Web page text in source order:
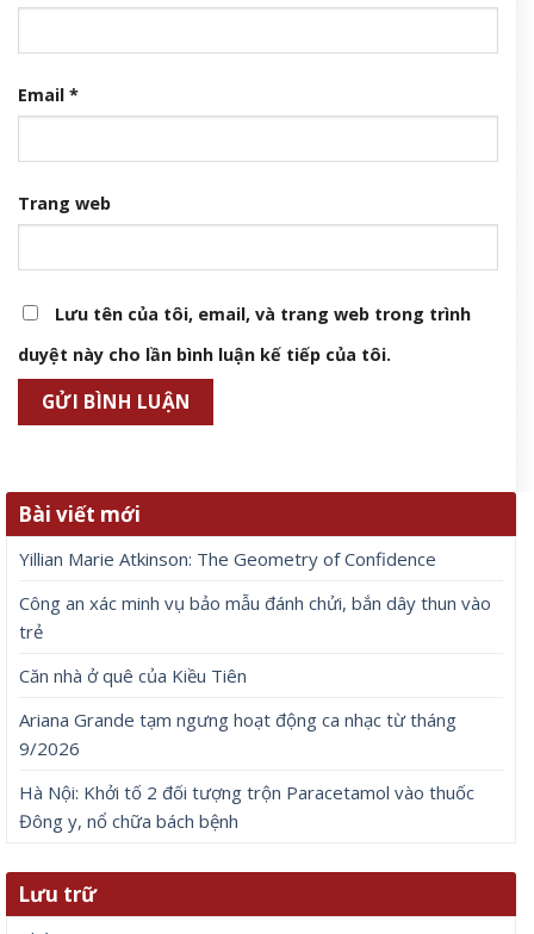
Email *
Trang web
Lưu tên của tôi, email, và trang web trong trình
duyệt này cho lần bình luận kế tiếp của tôi.
Bài viết mới
Yillian Marie Atkinson: The Geometry of Confidence
Công an xác minh vụ bảo mẫu đánh chửi, bắn dây thun vào
trẻ
Căn nhà ở quê của Kiều Tiên
Ariana Grande tạm ngưng hoạt động ca nhạc từ tháng
9/2026
Hà Nội: Khởi tố 2 đối tượng trộn Paracetamol vào thuốc
Đông y, nổ chữa bách bệnh
Lưu trữ